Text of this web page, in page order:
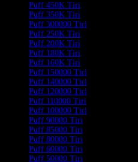
Puff 450K Tiri
Puff 350K Tiri
Puff 300000 Tiri
Puff 250K Tiri
Puff 200K Tiri
Puff 180K Tiri
Puff 160K Tiri
Puff 150000 Tiri
Puff 140000 Tiri
Puff 120000 Tiri
Puff 110000 Tiri
Puff 100000 Tiri
Puff 90000 Tiri
Puff 85000 Tiri
Puff 80000 Tiri
Puff 60000 Tiri
Puff 50000 Tiri